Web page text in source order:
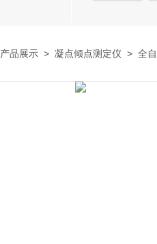
产品展示 > 凝点倾点测定仪 > 全